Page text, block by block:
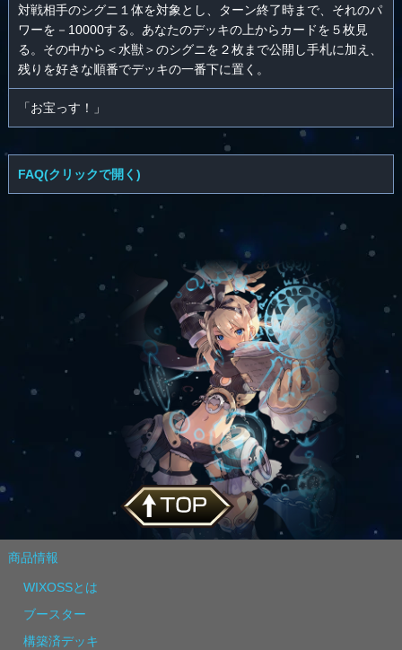
対戦相手のシグニ１体を対象とし、ターン終了時まで、それのパ
ワーを－10000する。あなたのデッキの上からカードを５枚見
る。その中から＜水獣＞のシグニを２枚まで公開し手札に加え、
残りを好きな順番でデッキの一番下に置く。
「お宝っす！」
FAQ(クリックで開く)
商品情報
WIXOSSとは
ブースター
構築済デッキ